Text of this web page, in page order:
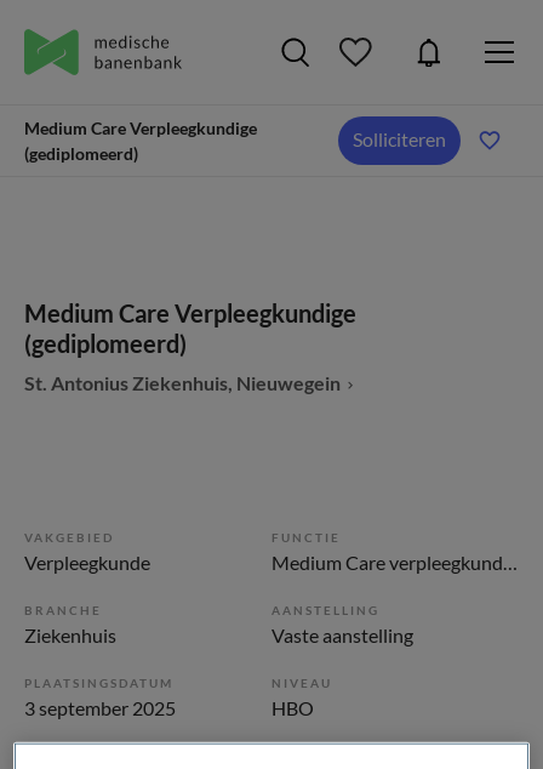
Medium Care Verpleegkundige
(gediplomeerd)
Solliciteren
Medium Care Verpleegkundige
(gediplomeerd)
St. Antonius Ziekenhuis, Nieuwegein
VAKGEBIED
Verpleegkunde
FUNCTIE
Medium Care verpleegkundige
BRANCHE
Ziekenhuis
AANSTELLING
Vaste aanstelling
PLAATSINGSDATUM
3 september 2025
NIVEAU
HBO